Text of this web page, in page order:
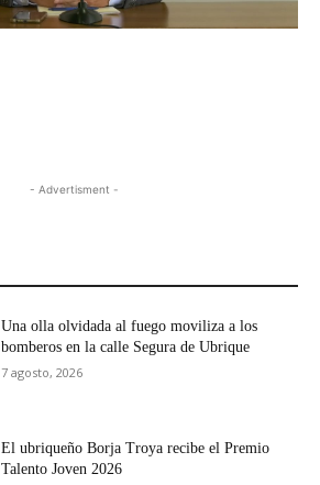
- Advertisment -
Una olla olvidada al fuego moviliza a los
bomberos en la calle Segura de Ubrique
7 agosto, 2026
El ubriqueño Borja Troya recibe el Premio
Talento Joven 2026